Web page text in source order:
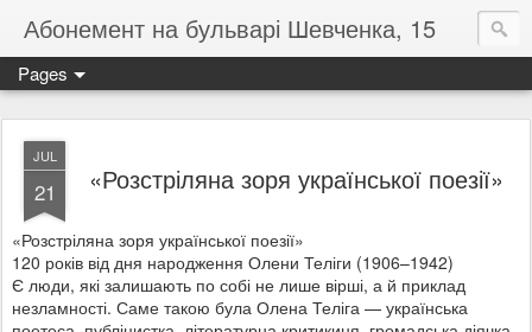
Абонемент на бульварі Шевченка, 15
Pages
JUL
21 «Розстріляна зоря української поезії»
«Розстріляна зоря української поезії»
120 років від дня народження Олени Теліги (1906–1942)
Є люди, які залишають по собі не лише вірші, а й приклад
незламності. Саме такою була Олена Теліга — українська